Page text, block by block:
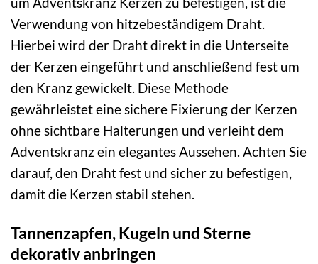
Verwendung von hitzebeständigem Draht.
Hierbei wird der Draht direkt in die Unterseite
der Kerzen eingeführt und anschließend fest um
den Kranz gewickelt. Diese Methode
gewährleistet eine sichere Fixierung der Kerzen
ohne sichtbare Halterungen und verleiht dem
Adventskranz ein elegantes Aussehen. Achten Sie
darauf, den Draht fest und sicher zu befestigen,
damit die Kerzen stabil stehen.
Tannenzapfen, Kugeln und Sterne
dekorativ anbringen